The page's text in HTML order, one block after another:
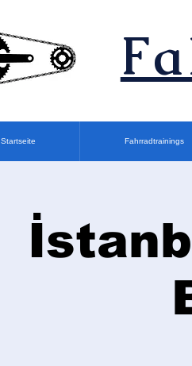
Startseite Fahrradtrainings